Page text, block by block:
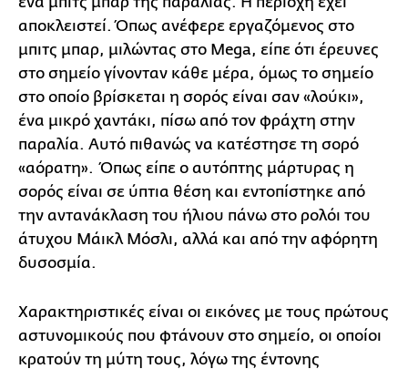
αποκλειστεί. Όπως ανέφερε εργαζόμενος στο
μπιτς μπαρ, μιλώντας στο Mega, είπε ότι έρευνες
στο σημείο γίνονταν κάθε μέρα, όμως το σημείο
στο οποίο βρίσκεται η σορός είναι σαν «λούκι»,
ένα μικρό χαντάκι, πίσω από τον φράχτη στην
παραλία. Αυτό πιθανώς να κατέστησε τη σορό
«αόρατη». Όπως είπε ο αυτόπτης μάρτυρας η
σορός είναι σε ύπτια θέση και εντοπίστηκε από
την αντανάκλαση του ήλιου πάνω στο ρολόι του
άτυχου Μάικλ Μόσλι, αλλά και από την αφόρητη
δυσοσμία.
Χαρακτηριστικές είναι οι εικόνες με τους πρώτους
αστυνομικούς που φτάνουν στο σημείο, οι οποίοι
κρατούν τη μύτη τους, λόγω της έντονης